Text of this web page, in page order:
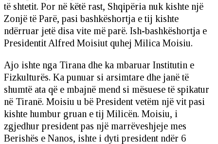
të shtetit. Por në këtë rast, Shqipëria nuk kishte një
Zonjë të Parë, pasi bashkëshortja e tij kishte
ndërruar jetë disa vite më parë. Ish-bashkëshortja e
Presidentit Alfred Moisiut quhej Milica Moisiu.
Ajo ishte nga Tirana dhe ka mbaruar Institutin e
Fizkulturës. Ka punuar si arsimtare dhe janë të
shumtë ata që e mbajnë mend si mësuese të spikatur
në Tiranë. Moisiu u bë President vetëm një vit pasi
kishte humbur gruan e tij Milicën. Moisiu, i
zgjedhur president pas një marrëveshjeje mes
Berishës e Nanos, ishte i dyti president ndër 6